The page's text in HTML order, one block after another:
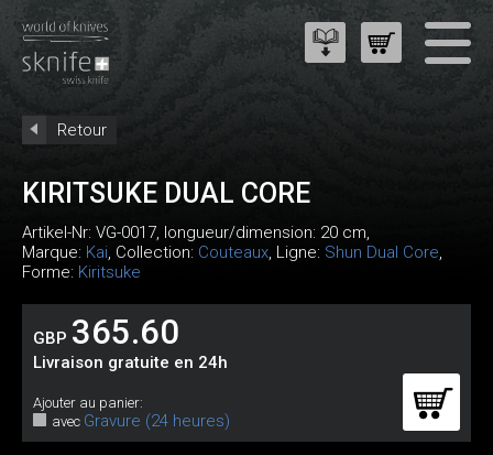
Retour
KIRITSUKE DUAL CORE
Artikel-Nr: VG-0017, longueur/dimension: 20 cm,
Marque: Kai, Collection: Couteaux, Ligne: Shun Dual Core,
Forme: Kiritsuke
GBP 365.60
Livraison gratuite en 24h
Ajouter au panier:
avec Gravure (24 heures)